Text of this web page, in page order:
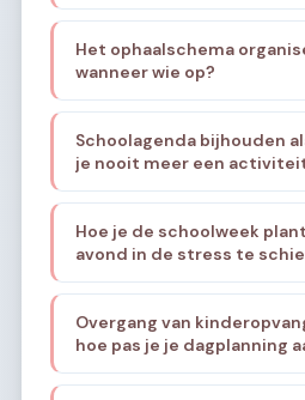
Het ophaalschema
wanneer wie op?
Schoolagenda bijhouden
je nooit meer een
Hoe je de schoolweek
avond in de stress te
Overgang van
hoe pas je je dagplanning